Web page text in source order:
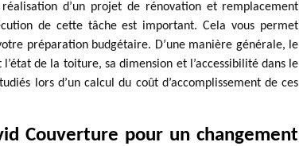
d’un projet de rénovation et remplacement
de cette tâche est important. Cela vous permet
préparation budgétaire. D’une manière générale, le
de la toiture, sa dimension et l’accessibilité dans le
lors d’un calcul du coût d’accomplissement de ces
Couverture pour un changement